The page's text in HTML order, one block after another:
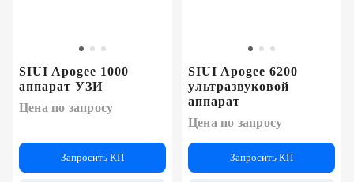
SIUI Apogee 1000
аппарат УЗИ
Цена по запросу
Запросить КП
SIUI Apogee 6200
ультразвуковой
аппарат
Цена по запросу
Запросить КП